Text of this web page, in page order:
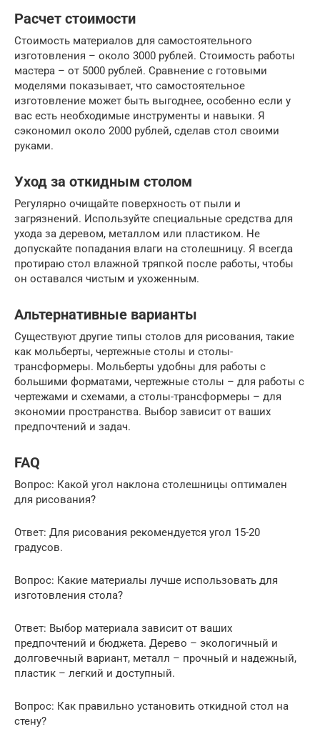
Расчет стоимости
Стоимость материалов для самостоятельного
изготовления – около 3000 рублей. Стоимость работы
мастера – от 5000 рублей. Сравнение с готовыми
моделями показывает, что самостоятельное
изготовление может быть выгоднее, особенно если у
вас есть необходимые инструменты и навыки. Я
сэкономил около 2000 рублей, сделав стол своими
руками.
Уход за откидным столом
Регулярно очищайте поверхность от пыли и
загрязнений. Используйте специальные средства для
ухода за деревом, металлом или пластиком. Не
допускайте попадания влаги на столешницу. Я всегда
протираю стол влажной тряпкой после работы, чтобы
он оставался чистым и ухоженным.
Альтернативные варианты
Существуют другие типы столов для рисования, такие
как мольберты, чертежные столы и столы-
трансформеры. Мольберты удобны для работы с
большими форматами, чертежные столы – для работы с
чертежами и схемами, а столы-трансформеры – для
экономии пространства. Выбор зависит от ваших
предпочтений и задач.
FAQ
Вопрос: Какой угол наклона столешницы оптимален
для рисования?
Ответ: Для рисования рекомендуется угол 15-20
градусов.
Вопрос: Какие материалы лучше использовать для
изготовления стола?
Ответ: Выбор материала зависит от ваших
предпочтений и бюджета. Дерево – экологичный и
долговечный вариант, металл – прочный и надежный,
пластик – легкий и доступный.
Вопрос: Как правильно установить откидной стол на
стену?